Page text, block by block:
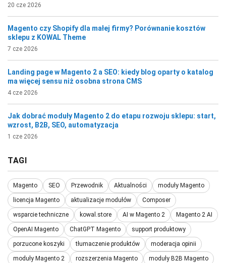
20 cze 2026
Magento czy Shopify dla małej firmy? Porównanie kosztów
sklepu z KOWAL Theme
7 cze 2026
Landing page w Magento 2 a SEO: kiedy blog oparty o katalog
ma więcej sensu niż osobna strona CMS
4 cze 2026
Jak dobrać moduły Magento 2 do etapu rozwoju sklepu: start,
wzrost, B2B, SEO, automatyzacja
1 cze 2026
TAGI
Magento SEO Przewodnik Aktualności moduły Magento
licencja Magento aktualizacje modułów Composer
wsparcie techniczne kowal.store AI w Magento 2 Magento 2 AI
OpenAI Magento ChatGPT Magento support produktowy
porzucone koszyki tłumaczenie produktów moderacja opinii
moduły Magento 2 rozszerzenia Magento moduły B2B Magento